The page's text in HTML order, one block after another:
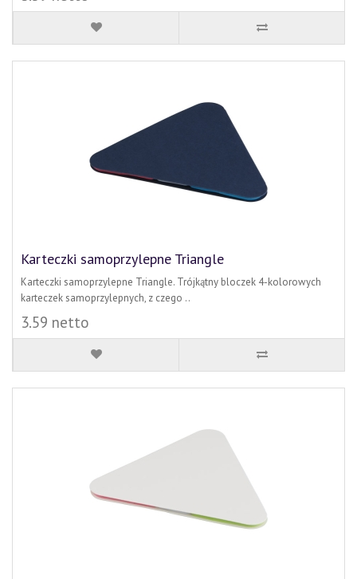
Karteczki samoprzylepne Triangle
Karteczki samoprzylepne Triangle. Trójkątny bloczek 4-kolorowych
karteczek samoprzylepnych, z czego ..
3.59 netto